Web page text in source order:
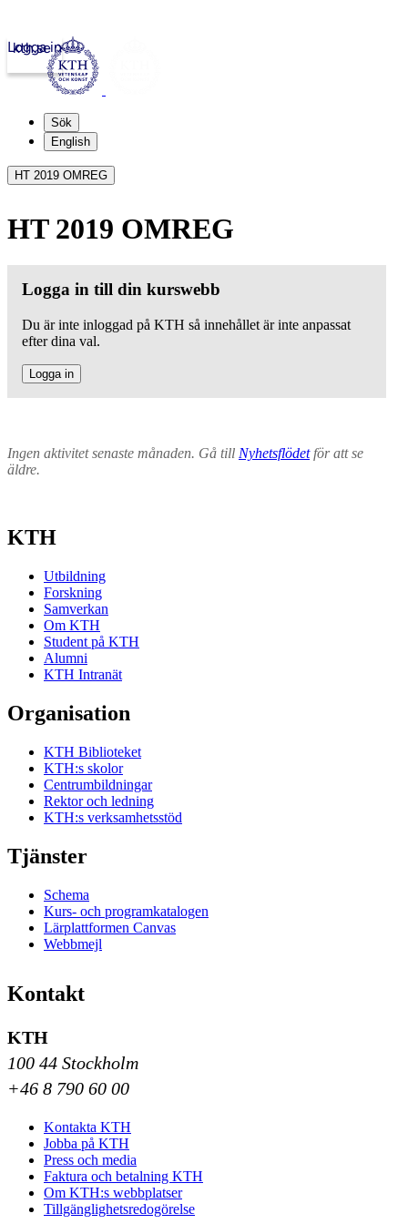
kth.se
Logga in
Sök
English
HT 2019 OMREG
HT 2019 OMREG
Logga in till din kurswebb
Du är inte inloggad på KTH så innehållet är inte anpassat
efter dina val.
Logga in
Ingen aktivitet senaste månaden. Gå till Nyhetsflödetför att se
äldre.
KTH
Utbildning
Forskning
Samverkan
Om KTH
Student på KTH
Alumni
KTH Intranät
Organisation
KTH Biblioteket
KTH:s skolor
Centrumbildningar
Rektor och ledning
KTH:s verksamhetsstöd
Tjänster
Schema
Kurs- och programkatalogen
Lärplattformen Canvas
Webbmejl
Kontakt
KTH
100 44 Stockholm
+46 8 790 60 00
Kontakta KTH
Jobba på KTH
Press och media
Faktura och betalning KTH
Om KTH:s webbplatser
Tillgänglighetsredogörelse